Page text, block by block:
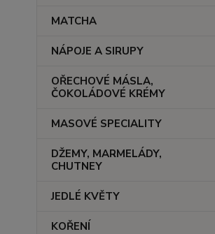
MATCHA
NÁPOJE A SIRUPY
OŘECHOVÉ MÁSLA,
ČOKOLÁDOVÉ KRÉMY
MASOVÉ SPECIALITY
DŽEMY, MARMELÁDY,
CHUTNEY
JEDLÉ KVĚTY
KOŘENÍ